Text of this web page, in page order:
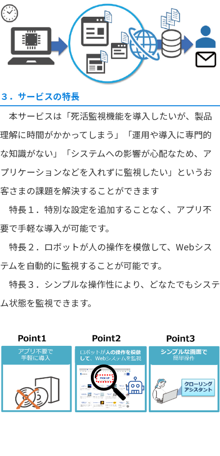
３．サービスの特長
本サービスは「死活監視機能を導入したいが、製品
理解に時間がかかってしまう」「運用や導入に専門的
な知識がない」「システムへの影響が心配なため、ア
プリケーションなどを入れずに監視したい」というお
客さまの課題を解決することができます
特長１．特別な設定を追加することなく、アプリ不
要で手軽な導入が可能です。
特長２．ロボットが人の操作を模倣して、Webシス
テムを自動的に監視することが可能です。
特長３．シンプルな操作性により、どなたでもシステ
ム状態を監視できます。